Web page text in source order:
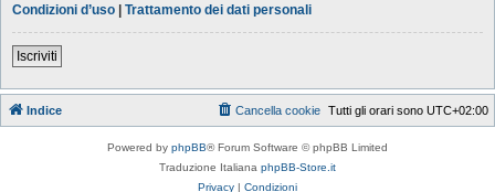
Condizioni d’uso | Trattamento dei dati personali
Iscriviti
Indice Tutti gli orari sono UTC+02:00
Cancella cookie
Powered by phpBB® Forum Software © phpBB Limited
Traduzione Italiana phpBB-Store.it
Privacy | Condizioni